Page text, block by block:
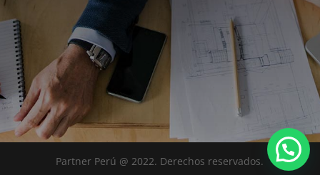
Partner Perú @ 2022. Derechos reservados.